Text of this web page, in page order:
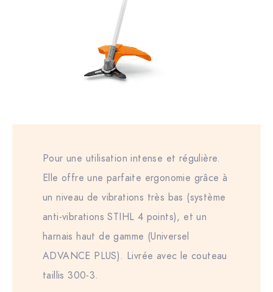
Pour une utilisation intense et régulière.
Elle offre une parfaite ergonomie grâce à
un niveau de vibrations très bas (système
anti-vibrations STIHL 4 points), et un
harnais haut de gamme (Universel
ADVANCE PLUS). Livrée avec le couteau
taillis 300-3.